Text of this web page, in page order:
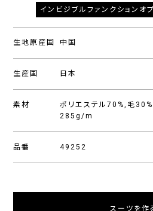
インビジブルファンクションオ
生地原産国 中国
生産国 日本
素材
ポリエステル70%,毛30%
285g/m
品番 49252
スーツを作